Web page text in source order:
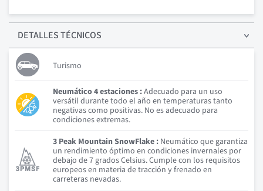
DETALLESTÉCNICOS
Turismo
Neumático 4 estaciones :Adecuado para un uso
versátil durante todo el año en temperaturas tanto
negativas como positivas. No es adecuado para
condiciones extremas.
3 Peak Mountain SnowFlake : Neumático que garantiza
un rendimiento óptimo en condiciones invernales por
debajo de 7 grados Celsius. Cumple con los requisitos
europeos en materia de tracción y frenado en
carreteras nevadas.